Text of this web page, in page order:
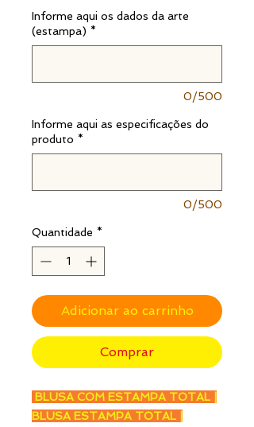
Informe aqui os dados da arte
(estampa) *
0/500
Informe aqui as especificações do
produto *
0/500
Quantidade *
Adicionar ao carrinho
Comprar
BLUSA COM ESTAMPA TOTAL |
BLUSA ESTAMPA TOTAL |